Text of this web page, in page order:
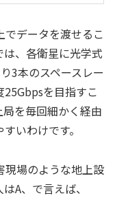
データを渡せるこ
、各衛星に光学式
3本のスペースレー
を目指すこ
を毎回細かく経由
いわけです。
現場のような地上設
A、で言えば、